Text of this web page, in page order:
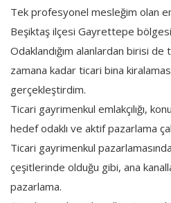
Tek profesyonel mesleğim olan
Beşiktaş ilçesi Gayrettepe
Odaklandığım alanlardan birisi
zamana kadar ticari bina
gerçekleştirdim.
Ticari gayrimenkul emlakçılığı,
hedef odaklı ve aktif pazarlama
Ticari gayrimenkul
çeşitlerinde olduğu gibi, ana
pazarlama.